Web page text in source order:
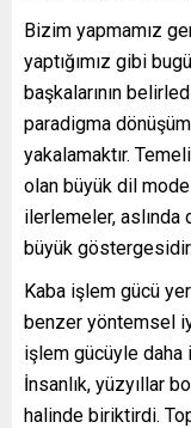
Bizim yapmamız
yaptığımız gibi
başkalarının
paradigma
yakalamaktır.
olan büyük dil
ilerlemeler, aslında
büyük göstergesidir.
Kaba işlem gücü
benzer yöntemsel
işlem gücüyle daha
İnsanlık, yüzyıllar
halinde biriktirdi.